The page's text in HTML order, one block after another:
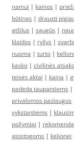
namui | kainos |
būtinas | drausti
atšilus | saugūs |
klaidos | ryšys |
nuoma | turto |
kasko | civilinės
teisės aktai | kaina |
padeda taupantiems |
privalomos paslaugos
vykstantiems |
požymiai |
atostogoms | kelionei